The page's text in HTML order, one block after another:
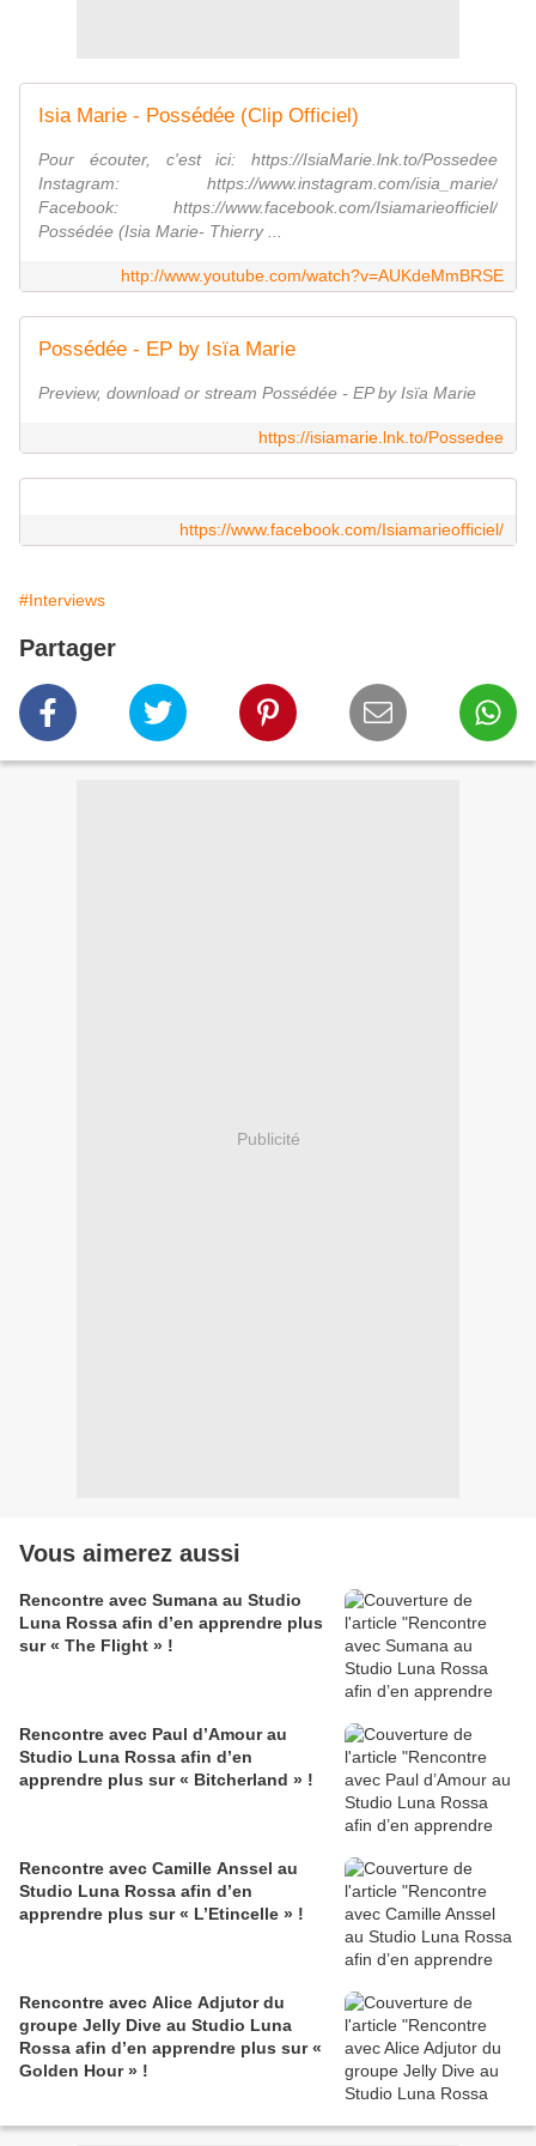
Isia Marie - Possédée (Clip Officiel)
Pour écouter, c'est ici: https://IsiaMarie.lnk.to/Possedee
Instagram: https://www.instagram.com/isia_marie/
Facebook: https://www.facebook.com/Isiamarieofficiel/
Possédée (Isia Marie- Thierry ...
http://www.youtube.com/watch?v=AUKdeMmBRSE
Possédée - EP by Isïa Marie
Preview, download or stream Possédée - EP by Isïa Marie
https://isiamarie.lnk.to/Possedee
https://www.facebook.com/Isiamarieofficiel/
#Interviews
Partager
Publicité
Vous aimerez aussi
Rencontre avec Sumana au Studio
Luna Rossa afin d’en apprendre plus
sur « The Flight » !
Rencontre avec Paul d’Amour au
Studio Luna Rossa afin d’en
apprendre plus sur « Bitcherland » !
Rencontre avec Camille Anssel au
Studio Luna Rossa afin d’en
apprendre plus sur « L’Etincelle » !
Rencontre avec Alice Adjutor du
groupe Jelly Dive au Studio Luna
Rossa afin d’en apprendre plus sur «
Golden Hour » !